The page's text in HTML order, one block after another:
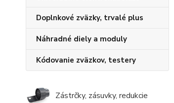
Doplnkové zväzky, trvalé plus
Náhradné diely a moduly
Kódovanie zväzkov, testery
Zástrčky, zásuvky, redukcie